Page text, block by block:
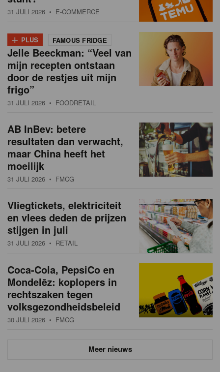
31 JULI 2026 • E-COMMERCE
+ PLUS FAMOUS FRIDGE
Jelle Beeckman: “Veel van
mijn recepten ontstaan
door de restjes uit mijn
frigo”
31 JULI 2026 • FOODRETAIL
AB InBev: betere
resultaten dan verwacht,
maar China heeft het
moeilijk
31 JULI 2026 • FMCG
Vliegtickets, elektriciteit
en vlees deden de prijzen
stijgen in juli
31 JULI 2026 • RETAIL
Coca-Cola, PepsiCo en
Mondelēz: koplopers in
rechtszaken tegen
volksgezondheidsbeleid
30 JULI 2026 • FMCG
Meer nieuws